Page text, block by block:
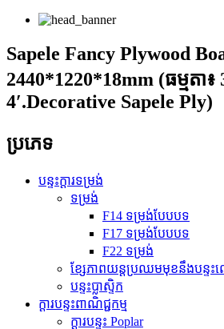
Sapele Fancy Plywood
2440*1220*18mm (ធម្មតា៖
4′.Decorative Sapele Ply)
ប្រភេទ
បន្ទះក្តារទម្រង់
ទម្រង់
F14 ទម្រង់បែបបទ
F17 ទម្រង់បែបបទ
F22 ទម្រង់
ខ្សែភាពយន្តប្រឈមមុខនឹងបន្ទះ
បន្ទះប្លាស្ទិក
ក្តារបន្ទះពាណិជ្ជកម្ម
ក្តារបន្ទះ Poplar